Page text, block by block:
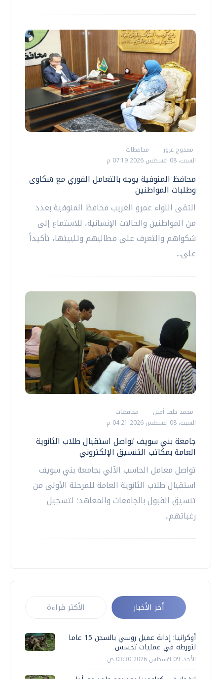
ممدوح عزوز
محافظات
السبت، 08 اغسطس 2026 07:19 م
محافظ المنوفية يوجه بالتعامل الفوري مع شكاوى
وطلبات المواطنين
التقى اللواء عمرو الغريب محافظ المنوفية بعدد
من المواطنين والحالات الإنسانية، للاستماع إلى
شكواهم والتعرف على مطالبهم وتلبيتها، تأكيداً
على...
محمد خلف أمين
محافظات
السبت، 08 اغسطس 2026 04:21 م
جامعة بني سويف تواصل استقبال طلاب الثانوية
العامة بمكاتب التنسيق الإلكتروني
تواصل معامل الحاسب الآلي بجامعة بني سويف
استقبال طلاب الثانوية العامة للمرحلة الأولى من
تنسيق القبول بالجامعات والمعاهد؛ لتسجيل
رغباتهم...
أخر الأخبار الأكثر قراءة
أوكرانيا: إدانة عميل روسي بالسجن 15 عاما
لتورطه في عمليات تجسس
الأحد، 09 اغسطس 2026 03:30 ص